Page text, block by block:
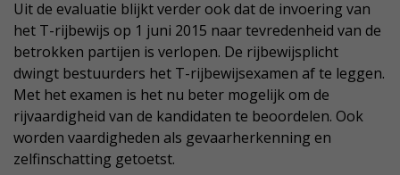
Uit de evaluatie blijkt verder ook dat de invoering van
het T-rijbewijs op 1 juni 2015 naar tevredenheid van de
betrokken partijen is verlopen. De rijbewijsplicht
dwingt bestuurders het T-rijbewijsexamen af te leggen.
Met het examen is het nu beter mogelijk om de
rijvaardigheid van de kandidaten te beoordelen. Ook
worden vaardigheden als gevaarherkenning en
zelfinschatting getoetst.